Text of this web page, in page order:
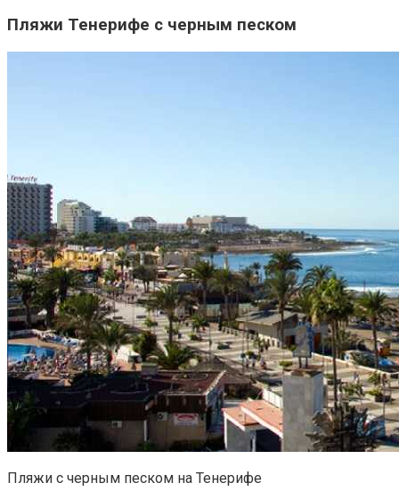
Пляжи Тенерифе с черным песком
Пляжи с черным песком на Тенерифе